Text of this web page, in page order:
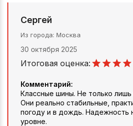
Сергей
Из города Москва
30 октября 2025
Итоговая оценка:
Комментарий:
Классные шины. Не только лишь
Они реально стабильные,
погоду и в дождь. Надежность
уровне.